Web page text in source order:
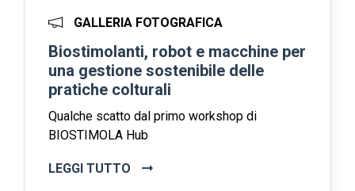
GALLERIA FOTOGRAFICA
Biostimolanti, robot e macchine per
una gestione sostenibile delle
pratiche colturali
Qualche scatto dal primo workshop di
BIOSTIMOLA Hub
LEGGI TUTTO